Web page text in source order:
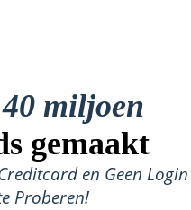
40 miljoen
gemaakt
en Geen Login
Proberen!